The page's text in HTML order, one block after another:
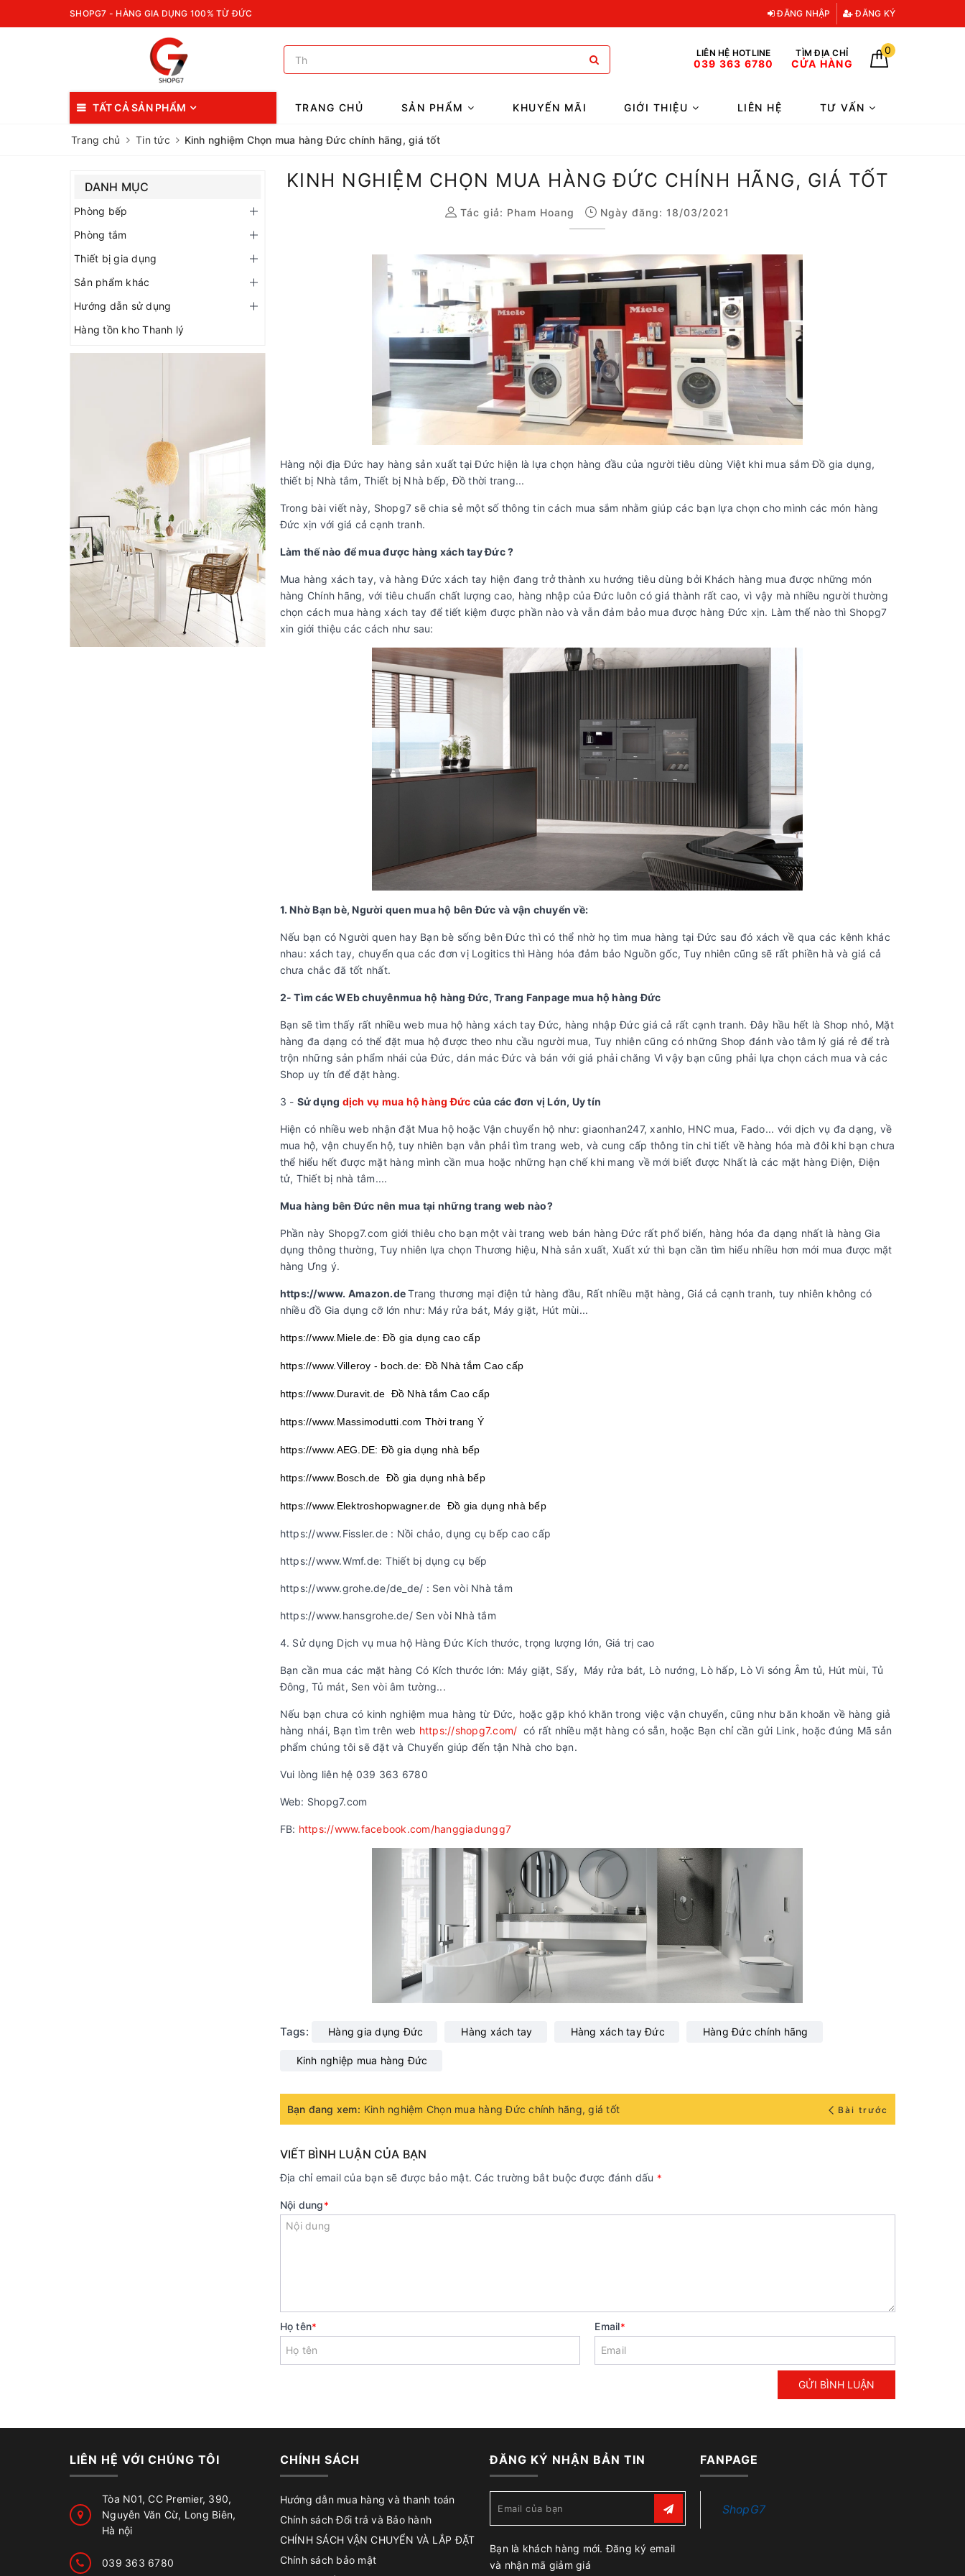
SHOPG7 - HÀNG GIA DỤNG 100% TỪ ĐỨC ĐĂNG NHẬP ĐĂNG KÝ
LIÊN HỆ HOTLINE
039 363 6780
TÌM ĐỊA CHỈ
CỬA HÀNG
0
TẤT CẢ SẢN PHẨM TRANG CHỦ SẢN PHẨM KHUYẾN MÃI GIỚI THIỆU LIÊN HỆ TƯ VẤN
Trang chủ Tin tức Kinh nghiệm Chọn mua hàng Đức chính hãng, giá tốt
KINH NGHIỆM CHỌN MUA HÀNG ĐỨC CHÍNH HÃNG, GIÁ TỐT
Tác giả: Pham Hoang Ngày đăng: 18/03/2021
Hàng nội địa Đức hay hàng sản xuất tại Đức hiện là lựa chọn hàng đầu của người tiêu dùng Việt khi mua sắm Đồ gia dụng,
thiết bị Nhà tắm, Thiết bị Nhà bếp, Đồ thời trang...
Trong bài viết này, Shopg7 sẽ chia sẻ một số thông tin cách mua sắm nhằm giúp các bạn lựa chọn cho mình các món hàng
Đức xịn với giá cả cạnh tranh.
Làm thế nào để mua được hàng xách tay Đức ?
Mua hàng xách tay, và hàng Đức xách tay hiện đang trở thành xu hướng tiêu dùng bởi Khách hàng mua được những món
hàng Chính hãng, với tiêu chuẩn chất lượng cao, hàng nhập của Đức luôn có giá thành rất cao, vì vậy mà nhiều người thường
chọn cách mua hàng xách tay để tiết kiệm được phần nào và vẫn đảm bảo mua được hàng Đức xịn. Làm thế nào thì Shopg7
xin giới thiệu các cách như sau:
1. Nhờ Bạn bè, Người quen mua hộ bên Đức và vận chuyển về:
Nếu bạn có Người quen hay Bạn bè sống bên Đức thì có thể nhờ họ tìm mua hàng tại Đức sau đó xách về qua các kênh khác
nhau: xách tay, chuyển qua các đơn vị Logitics thì Hàng hóa đảm bảo Nguồn gốc, Tuy nhiên cũng sẽ rất phiền hà và giá cả
chưa chắc đã tốt nhất.
2- Tìm các WEb chuyênmua hộ hàng Đức, Trang Fanpage mua hộ hàng Đức
Bạn sẽ tìm thấy rất nhiều web mua hộ hàng xách tay Đức, hàng nhập Đức giá cả rất cạnh tranh. Đây hầu hết là Shop nhỏ, Mặt
hàng đa dạng có thể đặt mua hộ được theo nhu cầu người mua, Tuy nhiên cũng có những Shop đánh vào tâm lý giá rẻ để trà
trộn những sản phẩm nhái của Đức, dán mác Đức và bán với giá phải chăng Vì vậy bạn cũng phải lựa chọn cách mua và các
Shop uy tín để đặt hàng.
3 - Sử dụng dịch vụ mua hộ hàng Đức của các đơn vị Lớn, Uy tín
Hiện có nhiều web nhận đặt Mua hộ hoặc Vận chuyển hộ như: giaonhan247, xanhlo, HNC mua, Fado... với dịch vụ đa dạng, về
mua hộ, vận chuyển hộ, tuy nhiên bạn vẫn phải tìm trang web, và cung cấp thông tin chi tiết về hàng hóa mà đôi khi bạn chưa
thể hiểu hết được mặt hàng mình cần mua hoặc những hạn chế khi mang về mới biết được Nhất là các mặt hàng Điện, Điện
tử, Thiết bị nhà tắm....
Mua hàng bên Đức nên mua tại những trang web nào?
Phần này Shopg7.com giới thiêu cho bạn một vài trang web bán hàng Đức rất phổ biến, hàng hóa đa dạng nhất là hàng Gia
dụng thông thường, Tuy nhiên lựa chọn Thương hiệu, Nhà sản xuất, Xuất xứ thì bạn cần tìm hiểu nhiều hơn mới mua được mặt
hàng Ưng ý.
https://www. Amazon.deTrang thương mại điện tử hàng đầu, Rất nhiều mặt hàng, Giá cả cạnh tranh, tuy nhiên không có
nhiều đồ Gia dụng cỡ lớn như: Máy rửa bát, Máy giặt, Hút mùi...
https://www.Miele.de: Đồ gia dụng cao cấp
https://www.Villeroy - boch.de: Đồ Nhà tắm Cao cấp
https://www.Duravit.de Đồ Nhà tắm Cao cấp
https://www.Massimodutti.com Thời trang Ý
https://www.AEG.DE: Đồ gia dụng nhà bếp
https://www.Bosch.de Đồ gia dụng nhà bếp
https://www.Elektroshopwagner.de Đồ gia dụng nhà bếp
https://www.Fissler.de : Nồi chảo, dụng cụ bếp cao cấp
https://www.Wmf.de: Thiết bị dụng cụ bếp
https://www.grohe.de/de_de/ : Sen vòi Nhà tắm
https://www.hansgrohe.de/ Sen vòi Nhà tắm
4. Sử dụng Dịch vụ mua hộ Hàng Đức Kích thước, trọng lượng lớn, Giá trị cao
Bạn cần mua các mặt hàng Có Kích thước lớn: Máy giặt, Sấy, Máy rửa bát, Lò nướng, Lò hấp, Lò Vi sóng Âm tủ, Hút mùi, Tủ
Đông, Tủ mát, Sen vòi âm tường...
Nếu bạn chưa có kinh nghiệm mua hàng từ Đức, hoặc gặp khó khăn trong việc vận chuyển, cũng như băn khoăn về hàng giả
hàng nhái, Bạn tìm trên web https://shopg7.com/ có rất nhiều mặt hàng có sẵn, hoặc Bạn chỉ cần gửi Link, hoặc đúng Mã sản
phẩm chúng tôi sẽ đặt và Chuyển giúp đến tận Nhà cho bạn.
Vui lòng liên hệ 039 363 6780
Web: Shopg7.com
FB: https://www.facebook.com/hanggiadungg7
Tags: Hàng gia dụng Đức Hàng xách tay Hàng xách tay Đức Hàng Đức chính hãng
Kinh nghiệp mua hàng Đức
Bạn đang xem: Kinh nghiệm Chọn mua hàng Đức chính hãng, giá tốt Bài trước
VIẾT BÌNH LUẬN CỦA BẠN
Địa chỉ email của bạn sẽ được bảo mật. Các trường bắt buộc được đánh dấu *
Nội dung*
Họ tên* Email*
GỬI BÌNH LUẬN
DANH MỤC
Phòng bếp
Phòng tắm
Thiết bị gia dụng
Sản phẩm khác
Hướng dẫn sử dụng
Hàng tồn kho Thanh lý
LIÊN HỆ VỚI CHÚNG TÔI
Tòa N01, CC Premier, 390,
Nguyễn Văn Cừ, Long Biên,
Hà nội
039 363 6780
CHÍNH SÁCH
Hướng dẫn mua hàng và thanh toán
Chính sách Đổi trả và Bảo hành
CHÍNH SÁCH VẬN CHUYỂN VÀ LẮP ĐẶT
Chính sách bảo mật
ĐĂNG KÝ NHẬN BẢN TIN
Bạn là khách hàng mới. Đăng ký email
và nhận mã giảm giá
FANPAGE
ShopG7